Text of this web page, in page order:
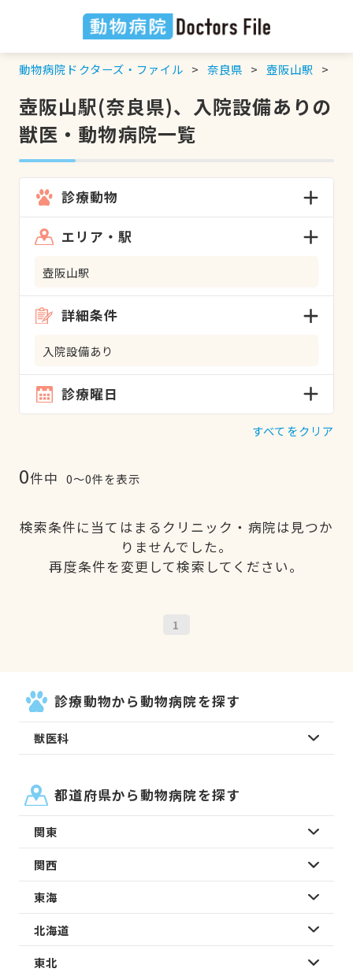
動物病院ドクターズ・ファイル 奈良県 壺阪山駅
壺阪山駅(奈良県)、入院設備ありの
獣医・動物病院一覧
診療動物
エリア・駅
壺阪山駅
詳細条件
入院設備あり
診療曜日
すべてをクリア
0件中 0〜0件を表示
検索条件に当てはまるクリニック・病院は見つか
りませんでした。
再度条件を変更して検索してください。
1
診療動物から動物病院を探す
獣医科
都道府県から動物病院を探す
関東
関西
東海
北海道
東北